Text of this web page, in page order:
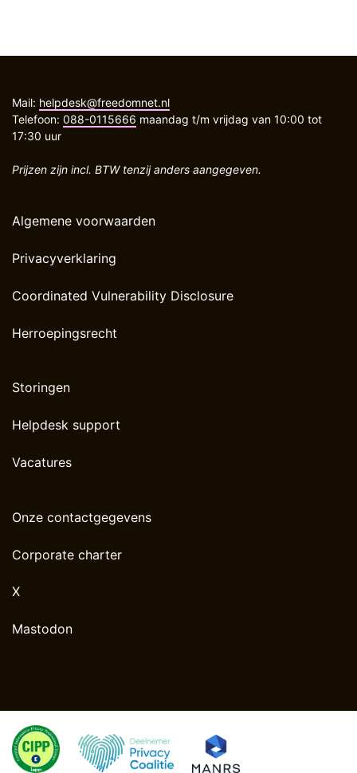
Mail: helpdesk@freedomnet.nl
Telefoon: 088-0115666 maandag t/m vrijdag van 10:00 tot
17:30 uur
Prijzen zijn incl. BTW tenzij anders aangegeven.
Algemene voorwaarden
Privacyverklaring
Coordinated Vulnerability Disclosure
Herroepingsrecht
Storingen
Helpdesk support
Vacatures
Onze contactgegevens
Corporate charter
X
Mastodon